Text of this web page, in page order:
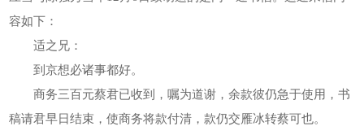
容如下：
适之兄：
到京想必诸事都好。
商务三百元蔡君已收到，嘱为道谢，余款彼仍急于使用，书
稿请君早日结束，使商务将款付清，款仍交雁冰转蔡可也。